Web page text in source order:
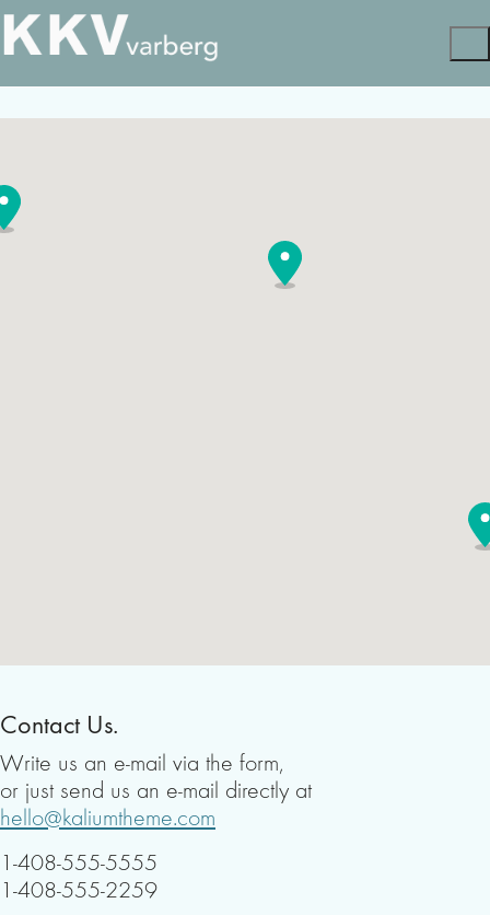
Contact Us.
Write us an e-mail via the form,
or just send us an e-mail directly at
hello@kaliumtheme.com
1-408-555-5555
1-408-555-2259